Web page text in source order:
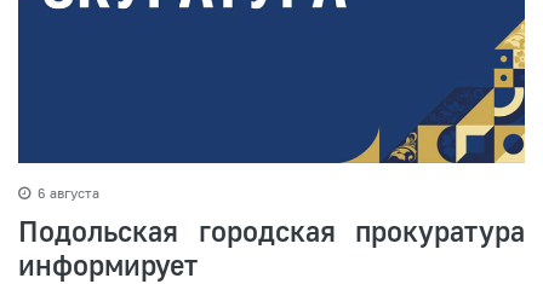
6 августа
Подольская городская прокуратура
информирует